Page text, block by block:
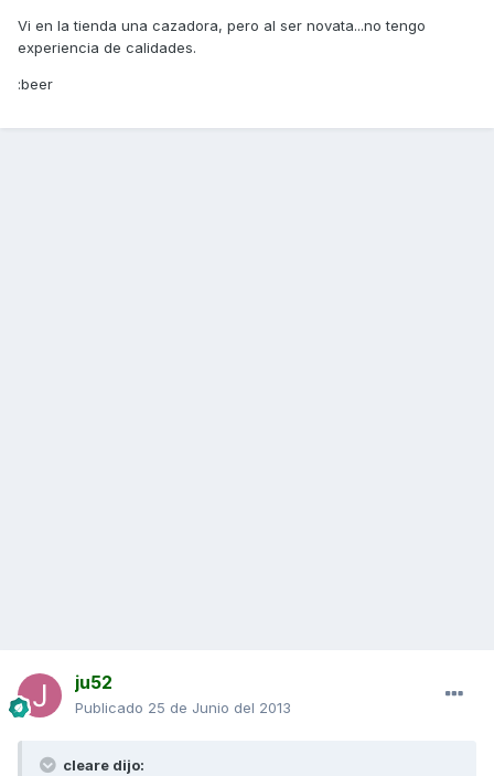
Vi en la tienda una cazadora, pero al ser novata...no tengo
experiencia de calidades.
:beer
ju52
Publicado 25 de Junio del 2013
cleare dijo: